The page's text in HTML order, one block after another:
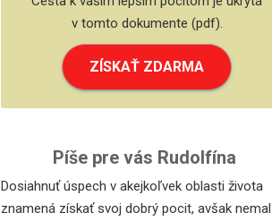
v tomto dokumente (pdf).
ZÍSKAŤ ZDARMA
Píše pre vás Rudolfína
Dosiahnuť úspech v akejkoľvek oblasti života
znamená získať svoj dobrý pocit, avšak nemal